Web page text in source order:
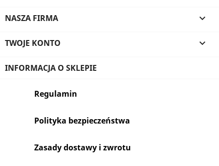
NASZA FIRMA 
TWOJE KONTO 
INFORMACJA O SKLEPIE
Regulamin
Polityka bezpieczeństwa
Zasady dostawy i zwrotu